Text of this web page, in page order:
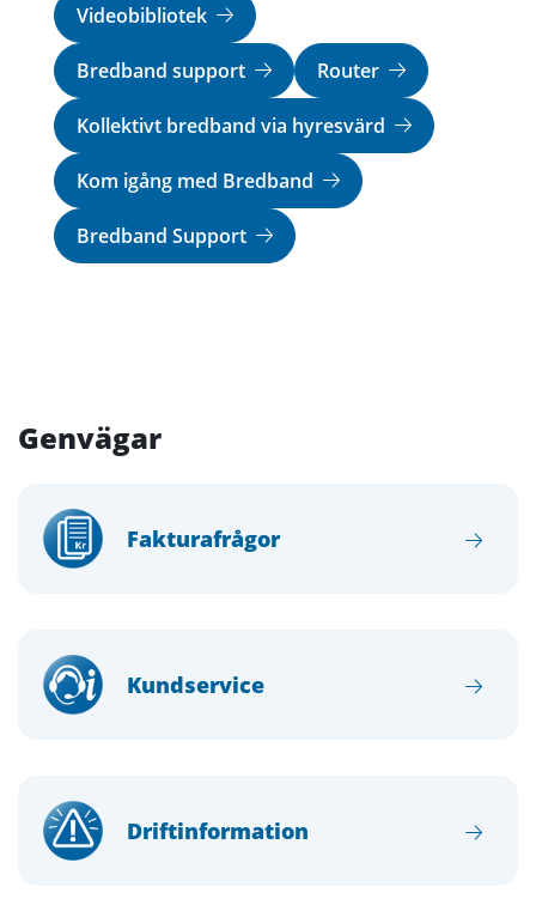
Videobibliotek
Bredband support Router
Kollektivt bredband via hyresvärd
Kom igång med Bredband
Bredband Support
Genvägar
Fakturafrågor
Kundservice
Driftinformation